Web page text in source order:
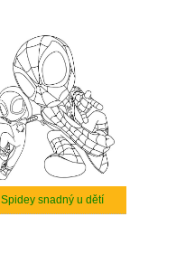
Spidey snadný u dětí